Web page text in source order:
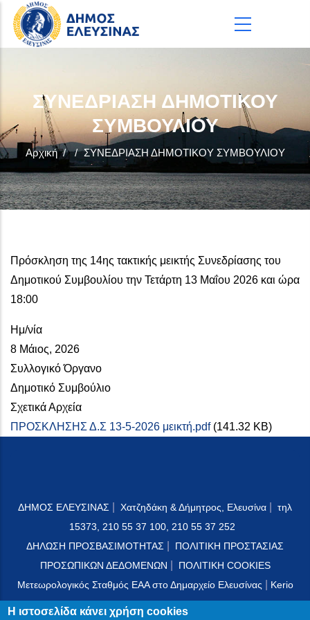
Παράκαμψη προς το κυρίως περιεχόμενο
ΣΥΝΕΔΡΙΑΣΗ ΔΗΜΟΤΙΚΟΥ
ΣΥΜΒΟΥΛΙΟΥ
Αρχική / / ΣΥΝΕΔΡΙΑΣΗ ΔΗΜΟΤΙΚΟΥ ΣΥΜΒΟΥΛΙΟΥ
Πρόσκληση της 14ης τακτικής μεικτής Συνεδρίασης του
Δημοτικού Συμβουλίου την Τετάρτη 13 Μαΐου 2026 και ώρα
18:00
Ημ/νία
8 Μάιος, 2026
Συλλογικό Όργανο
Δημοτικό Συμβούλιο
Σχετικά Αρχεία
ΠΡΟΣΚΛΗΣΗΣ Δ.Σ 13-5-2026 μεικτή.pdf (141.32 KB)
ΔΗΜΟΣ ΕΛΕΥΣΙΝΑΣ Χατζηδάκη & Δήμητρος, Ελευσίνα
τηλ
15373, 210 55 37 100, 210 55 37 252
ΔΗΛΩΣΗ ΠΡΟΣΒΑΣΙΜΟΤΗΤΑΣ
ΠΟΛΙΤΙΚΗ ΠΡΟΣΤΑΣΙΑΣ
ΠΡΟΣΩΠΙΚΩΝ ΔΕΔΟΜΕΝΩΝ
ΠΟΛΙΤΙΚΗ COOKIES
Μετεωρολογικός Σταθμός ΕΑΑ στο Δημαρχείο Ελευσίνας
Kerio
Mail Server
Η ιστοσελίδα κάνει χρήση cookies